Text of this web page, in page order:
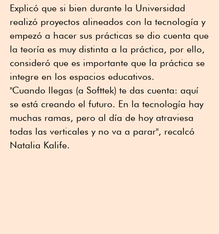
Explicó que si bien durante la Universidad
realizó proyectos alineados con la tecnología y
empezó a hacer sus prácticas se dio cuenta que
la teoría es muy distinta a la práctica, por ello,
consideró que es importante que la práctica se
integre en los espacios educativos.
"Cuando llegas (a Softtek) te das cuenta: aquí
se está creando el futuro. En la tecnología hay
muchas ramas, pero al día de hoy atraviesa
todas las verticales y no va a parar", recalcó
Natalia Kalife.